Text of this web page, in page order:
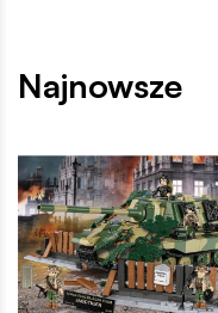
Najnowsze